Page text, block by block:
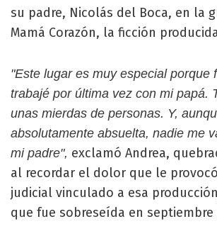
su padre, Nicolás del Boca, en la
Mamá Corazón, la ficción
"Este lugar es muy especial porque
trabajé por última vez con mi papá.
unas mierdas de personas. Y,
absolutamente absuelta, nadie me
mi padre", exclamó Andrea,
al recordar el dolor que le
judicial vinculado a esa
que fue sobreseída en septiembre